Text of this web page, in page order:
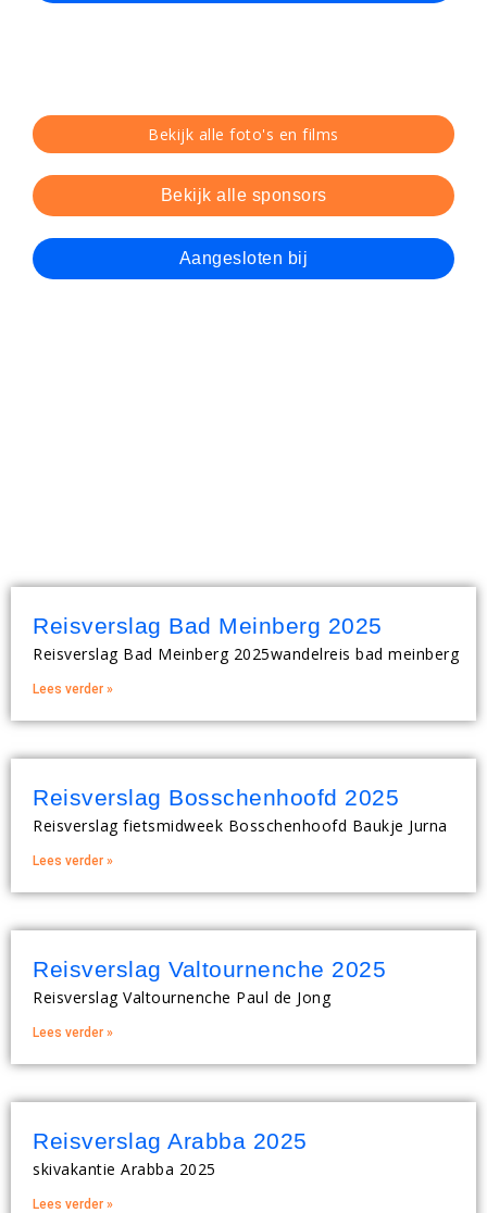
Bekijk alle foto's en films
Bekijk alle sponsors
Aangesloten bij
Reisverslag Bad Meinberg 2025
Reisverslag Bad Meinberg 2025wandelreis bad meinberg
Lees verder »
Reisverslag Bosschenhoofd 2025
Reisverslag fietsmidweek Bosschenhoofd Baukje Jurna
Lees verder »
Reisverslag Valtournenche 2025
Reisverslag Valtournenche Paul de Jong
Lees verder »
Reisverslag Arabba 2025
skivakantie Arabba 2025
Lees verder »